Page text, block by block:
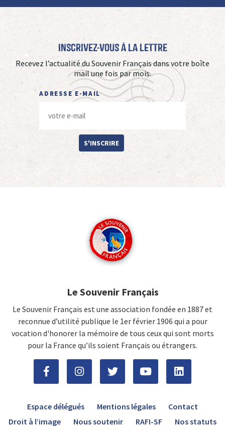
Inscrivez-vous à La Lettre
Recevez l’actualité du Souvenir Français dans votre boîte
mail une fois par mois.
ADRESSE E-MAIL
S'INSCRIRE
Le Souvenir Français
Le Souvenir Français est une association fondée en 1887 et
reconnue d’utilité publique le 1er février 1906 qui a pour
vocation d'honorer la mémoire de tous ceux qui sont morts
pour la France qu’ils soient Français ou étrangers.
Espace délégués Mentions légales
Contact
Droit à l’image
Nous soutenir RAFI-SF Nos statuts